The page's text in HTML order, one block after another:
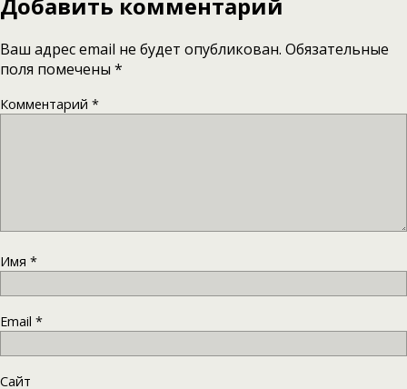
Ваш адрес email не будет опубликован. Обязательные
поля помечены *
Комментарий *
Имя *
Email *
Сайт